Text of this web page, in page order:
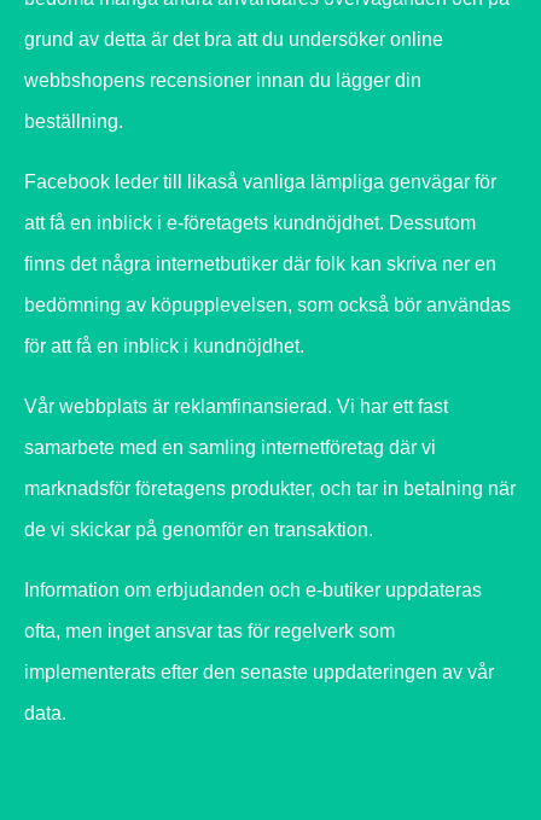
grund av detta är det bra att du undersöker online
webbshopens recensioner innan du lägger din
beställning.
Facebook leder till likaså vanliga lämpliga genvägar för
att få en inblick i e-företagets kundnöjdhet. Dessutom
finns det några internetbutiker där folk kan skriva ner en
bedömning av köpupplevelsen, som också bör användas
för att få en inblick i kundnöjdhet.
Vår webbplats är reklamfinansierad. Vi har ett fast
samarbete med en samling internetföretag där vi
marknadsför företagens produkter, och tar in betalning när
de vi skickar på genomför en transaktion.
Information om erbjudanden och e-butiker uppdateras
ofta, men inget ansvar tas för regelverk som
implementerats efter den senaste uppdateringen av vår
data.